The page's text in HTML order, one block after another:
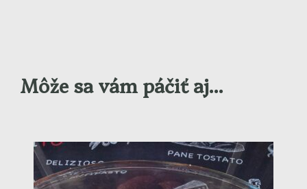
Môže sa vám páčiť aj...